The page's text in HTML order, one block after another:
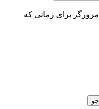
برای زمانی که